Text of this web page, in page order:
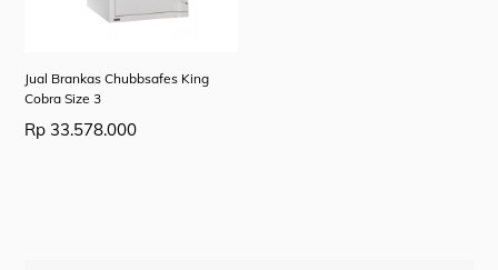
Jual Brankas Chubbsafes King
Cobra Size 3
Rp 33.578.000